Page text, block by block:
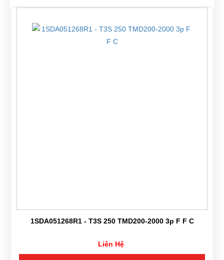
1SDA051268R1 - T3S 250 TMD200-2000 3p F F C
Liên Hệ